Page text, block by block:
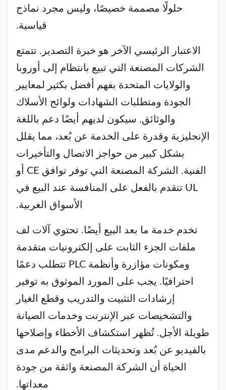
حلولًا مصممة خصيصًا، وليس مجرد نماذج
قياسية.
الاعتبار الرئيسي الآخر هو خبرة التصدير. تتمتع
الشركات المصنعة التي تبيع بانتظام إلى أوروبا
والولايات المتحدة بفهم أفضل بكثير لمعايير
الجودة ومتطلبات الشهادات ولوائح الأسلاك
والوثائق. سيكون لديهم أيضًا دعم باللغة
الإنجليزية وقدرة على الخدمة عن بُعد، مما يقلل
بشكل كبير من حواجز الاتصال والتأخيرات
الفنية. الشركة المصنعة التي توفر توافق CE أو
UL تتقدم بالفعل على المنافسة عند البيع في
الأسواق الغربية.
تخدم خدمة ما بعد البيع أيضًا. تحتوي آلات لف
ملفات الجزء الثابت على إلكترونيات متقدمة
ومكونات مؤازرة وأنظمة PLC تتطلب دعمًا
احترافيًا. يجب على المورد الموثوق به توفير
إرشادات التثبيت والتدريب وقطع الغيار
والتشخيصات عبر الإنترنت وخدمات الصيانة
طويلة الأجل. تُظهر استكشاف الأخطاء وإصلاحها
بالفيديو عن بُعد وتحديثات البرامج والدعم مدى
الحياة أن الشركة المصنعة واثقة من جودة
معداتها.